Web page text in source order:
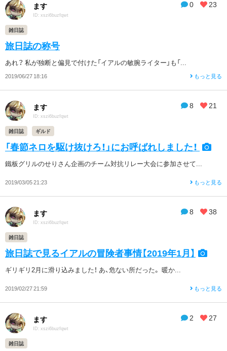
0 23
ます
ID: xszi6buzfqwt
雑日誌
旅日誌の称号
あれ？ 私が独断と偏見で付けた「イアルの敏腕ライター」も「...
2019/06/27 18:16 もっと見る
8 21
ます
ID: xszi6buzfqwt
雑日誌 ギルド
「春節ネロを駆け抜けろ！」にお呼ばれしました！
鐵板グリルのせりさん企画のチーム対抗リレー大会に参加させて...
2019/03/05 21:23 もっと見る
8 38
ます
ID: xszi6buzfqwt
雑日誌
旅日誌で見るイアルの冒険者事情【2019年1月】
ギリギリ2月に滑り込みました！ あ、危ない所だった。 暖か...
2019/02/27 21:59 もっと見る
2 27
ます
ID: xszi6buzfqwt
雑日誌